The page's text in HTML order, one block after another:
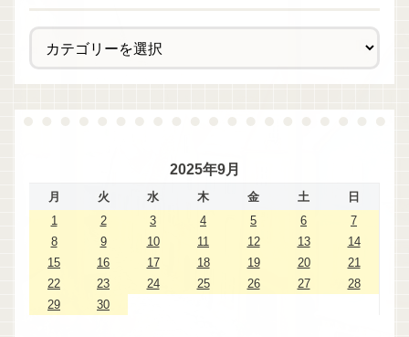
2025年9月
月 火 水 木 金 土
日
1
2 3 4 5 6
7
8
9 10 11 12 13
14
15
16 17 18 19 20
21
22
23 24 25 26 27
28
29
30